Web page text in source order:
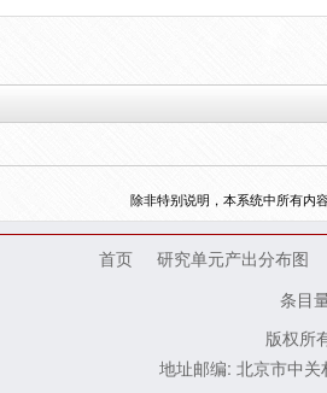
除非特别说明，本系统中所有内
首页
研究单元产出分布图
条目
版权所
地址邮编: 北京市中